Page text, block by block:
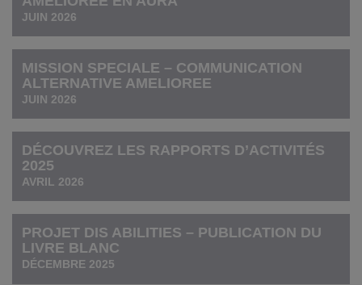
JUIN 2026
MISSION SPECIALE – COMMUNICATION
ALTERNATIVE AMELIOREE
JUIN 2026
DÉCOUVREZ LES RAPPORTS D’ACTIVITÉS
2025
AVRIL 2026
PROJET DIS ABILITIES – PUBLICATION DU
LIVRE BLANC
DÉCEMBRE 2025